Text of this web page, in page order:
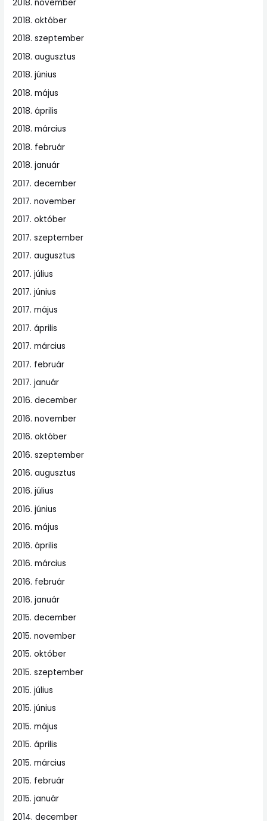
2018. november
2018. október
2018. szeptember
2018. augusztus
2018. június
2018. május
2018. április
2018. március
2018. február
2018. január
2017. december
2017. november
2017. október
2017. szeptember
2017. augusztus
2017. július
2017. június
2017. május
2017. április
2017. március
2017. február
2017. január
2016. december
2016. november
2016. október
2016. szeptember
2016. augusztus
2016. július
2016. június
2016. május
2016. április
2016. március
2016. február
2016. január
2015. december
2015. november
2015. október
2015. szeptember
2015. július
2015. június
2015. május
2015. április
2015. március
2015. február
2015. január
2014. december